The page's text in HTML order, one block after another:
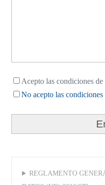
Acepto las condiciones
No acepto las condiciones
REGLAMENTO